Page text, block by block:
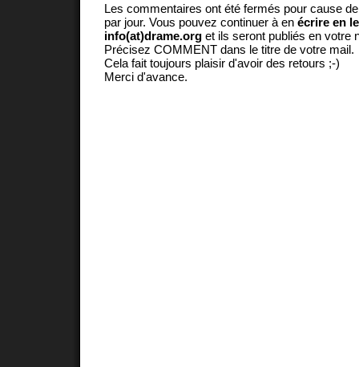
Les commentaires ont été fermés pour cause
par jour. Vous pouvez continuer à en écrire en
info(at)drame.org et ils seront publiés en votre
Précisez COMMENT dans le titre de votre mail.
Cela fait toujours plaisir d'avoir des retours ;-)
Merci d'avance.